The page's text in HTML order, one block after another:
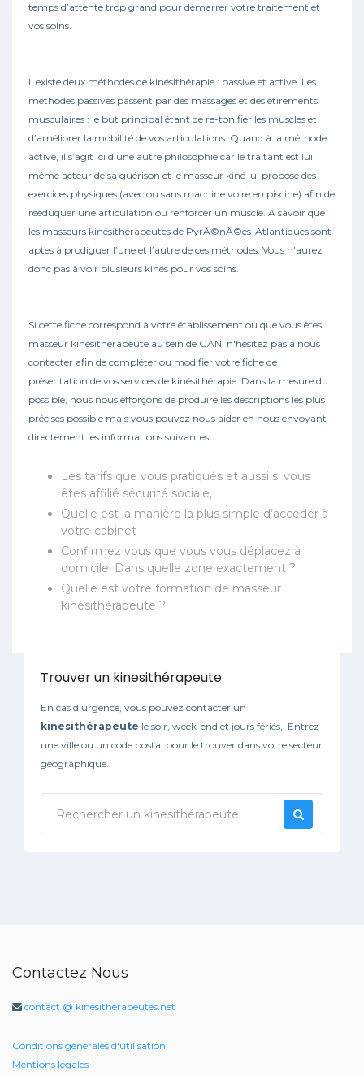
temps d’attente trop grand pour démarrer votre traitement et
vos soins.
Il existe deux méthodes de kinésithérapie : passive et active. Les
méthodes passives passent par des massages et des étirements
musculaires : le but principal étant de re-tonifier les muscles et
d’améliorer la mobilité de vos articulations. Quand à la méthode
active, il s’agit ici d’une autre philosophie car le traitant est lui
même acteur de sa guérison et le masseur kiné lui propose des
exercices physiques (avec ou sans machine voire en piscine) afin de
rééduquer une articulation ou renforcer un muscle. A savoir que
les masseurs kinésithérapeutes de PyrÃ©nÃ©es-Atlantiques sont
aptes à prodiguer l’une et l’autre de ces méthodes. Vous n’aurez
donc pas à voir plusieurs kinés pour vos soins.
Si cette fiche correspond à votre établissement ou que vous êtes
masseur kinésithérapeute au sein de GAN, n'hésitez pas à nous
contacter afin de compléter ou modifier votre fiche de
présentation de vos services de kinésithérapie. Dans la mesure du
possible, nous nous efforçons de produire les descriptions les plus
précises possible mais vous pouvez nous aider en nous envoyant
directement les informations suivantes :
Les tarifs que vous pratiqués et aussi si vous
êtes affilié sécurité sociale,
Quelle est la manière la plus simple d’accéder à
votre cabinet
Confirmez vous que vous vous déplacez à
domicile. Dans quelle zone exactement ?
Quelle est votre formation de masseur
kinésithérapeute ?
Trouver un kinesithérapeute
En cas d'urgence, vous pouvez contacter un
kinesithérapeute le soir, week-end et jours fériés,. Entrez
une ville ou un code postal pour le trouver dans votre secteur
géographique.
Contactez Nous
contact @ kinesitherapeutes.net
Conditions générales d'utilisation
Mentions légales